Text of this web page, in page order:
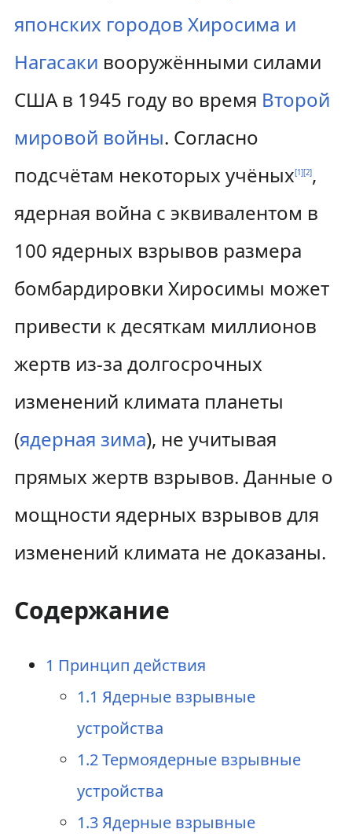
японских городов Хиросима и
Нагасаки вооружёнными силами
США в 1945 году во время Второй
мировой войны. Согласно
подсчётам некоторых учёных[1][2],
ядерная война с эквивалентом в
100 ядерных взрывов размера
бомбардировки Хиросимы может
привести к десяткам миллионов
жертв из-за долгосрочных
изменений климата планеты
(ядерная зима), не учитывая
прямых жертв взрывов. Данные о
мощности ядерных взрывов для
изменений климата не доказаны.
Содержание
1 Принцип действия
1.1 Ядерные взрывные
устройства
1.2Термоядерные взрывные
устройства
1.3Ядерные взрывные